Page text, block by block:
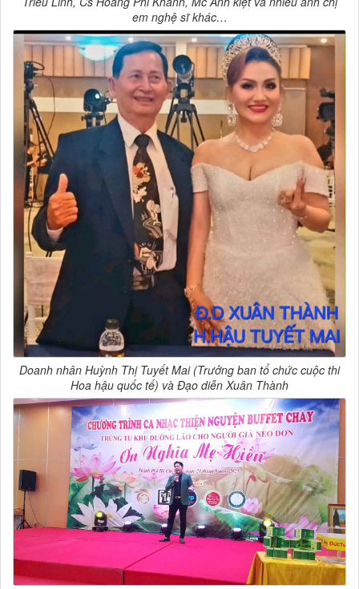
em nghệ sĩ khác…
Doanh nhân Huỳnh Thị Tuyết Mai (Trưởng ban tổ chức cuộc thi
Hoa hậu quốc tế) và Đạo diễn Xuân Thành